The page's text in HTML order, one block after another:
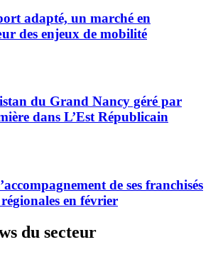
adapté, un marché en
des enjeux de mobilité
du Grand Nancy géré par
dans L’Est Républicain
de ses franchisés
en février
du secteur